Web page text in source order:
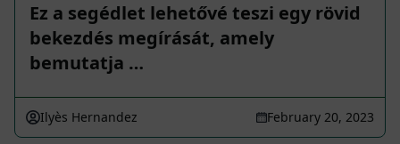
Ez a segédlet lehetővé teszi egy rövid
bekezdés megírását, amely
bemutatja …
Ilyès Hernandez February 20, 2023